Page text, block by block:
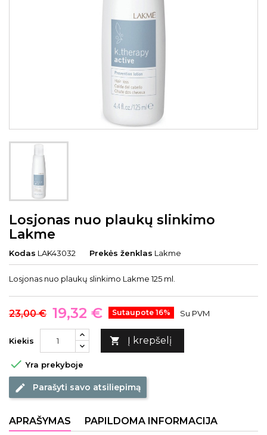
Losjonas nuo plaukų slinkimo
Lakme
Kodas LAK43032 Prekės ženklas Lakme
Losjonas nuo plaukų slinkimo Lakme 125 ml.
23,00 € 19,32 € Sutaupote 16% Su PVM
Kiekis  Į krepšelį
 Yra prekyboje
edit Parašyti savo atsiliepimą
APRAŠYMAS PAPILDOMA INFORMACIJA